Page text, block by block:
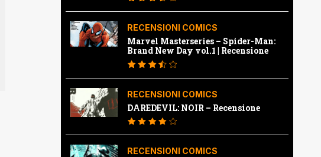
RECENSIONI COMICS
Marvel Masterseries – Spider-Man:
Brand New Day vol.1 | Recensione
RECENSIONI COMICS
DAREDEVIL: NOIR – Recensione
RECENSIONI COMICS